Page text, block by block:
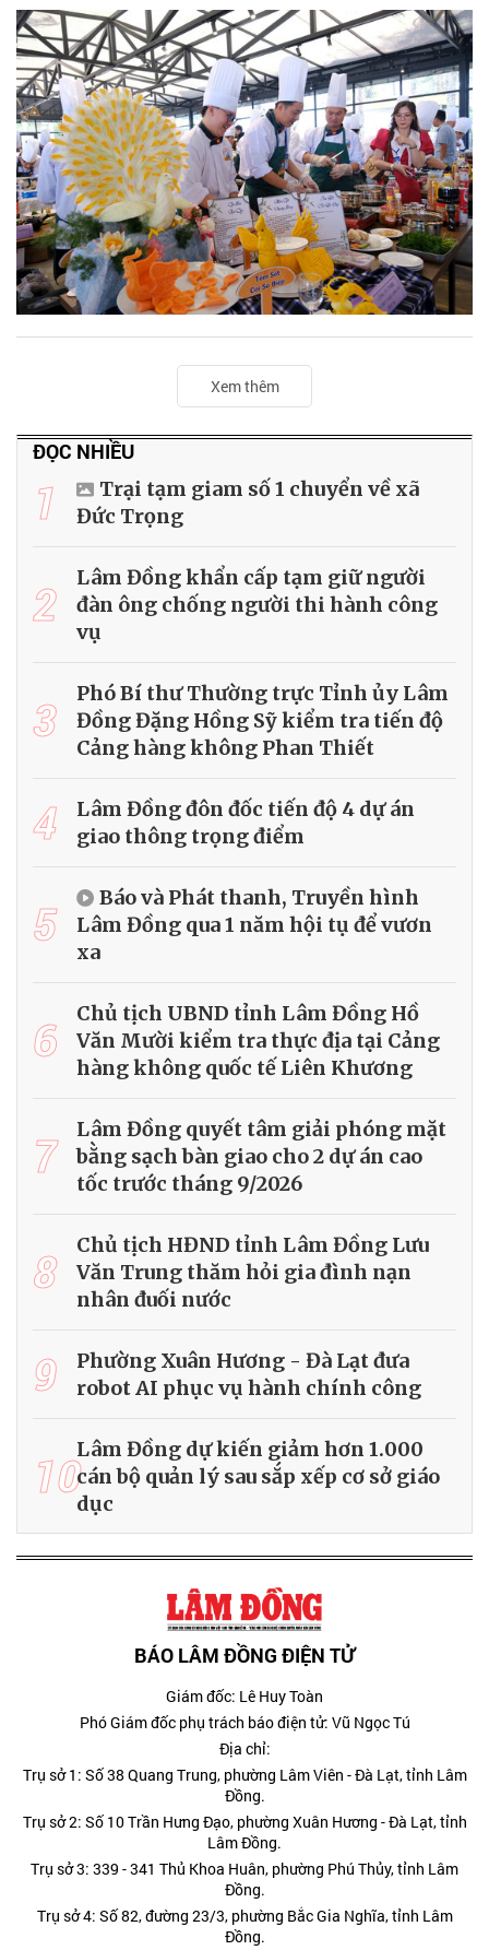
Xem thêm
ĐỌC NHIỀU
1
Trại tạm giam số 1 chuyển về xã
Đức Trọng
2
Lâm Đồng khẩn cấp tạm giữ người
đàn ông chống người thi hành công
vụ
3
Phó Bí thư Thường trực Tỉnh ủy Lâm
Đồng Đặng Hồng Sỹ kiểm tra tiến độ
Cảng hàng không Phan Thiết
4
Lâm Đồng đôn đốc tiến độ 4 dự án
giao thông trọng điểm
5
Báo và Phát thanh, Truyền hình
Lâm Đồng qua 1 năm hội tụ để vươn
xa
6
Chủ tịch UBND tỉnh Lâm Đồng Hồ
Văn Mười kiểm tra thực địa tại Cảng
hàng không quốc tế Liên Khương
7
Lâm Đồng quyết tâm giải phóng mặt
bằng sạch bàn giao cho 2 dự án cao
tốc trước tháng 9/2026
8
Chủ tịch HĐND tỉnh Lâm Đồng Lưu
Văn Trung thăm hỏi gia đình nạn
nhân đuối nước
9
Phường Xuân Hương - Đà Lạt đưa
robot AI phục vụ hành chính công
10Lâm Đồng dự kiến giảm hơn 1.000
cán bộ quản lý sau sắp xếp cơ sở giáo
dục
BÁO LÂM ĐỒNG ĐIỆN TỬ
Giám đốc: Lê Huy Toàn
Phó Giám đốc phụ trách báo điện tử: Vũ Ngọc Tú
Địa chỉ:
Trụ sở 1: Số 38 Quang Trung, phường Lâm Viên - Đà Lạt, tỉnh Lâm
Đồng.
Trụ sở 2: Số 10 Trần Hưng Đạo, phường Xuân Hương - Đà Lạt, tỉnh
Lâm Đồng.
Trụ sở 3: 339 - 341 Thủ Khoa Huân, phường Phú Thủy, tỉnh Lâm
Đồng.
Trụ sở 4: Số 82, đường 23/3, phường Bắc Gia Nghĩa, tỉnh Lâm
Đồng.